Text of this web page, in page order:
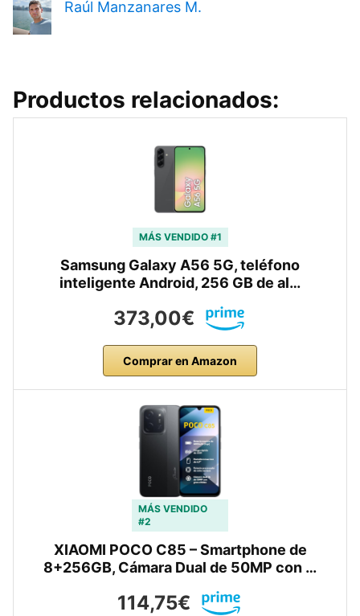
Raúl Manzanares M.
Productos relacionados:
MÁS VENDIDO #1
Samsung Galaxy A56 5G, teléfono
inteligente Android, 256 GB de al…
373,00€
Comprar en Amazon
MÁS VENDIDO
#2
XIAOMI POCO C85 – Smartphone de
8+256GB, Cámara Dual de 50MP con …
114,75€